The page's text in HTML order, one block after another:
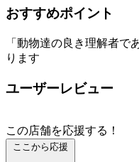
おすすめポイント
「動物達の良き理解者で
ります
ユーザーレビュー
この店舗を応援する！
ここから応援